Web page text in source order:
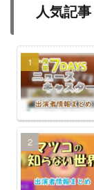
人気記事